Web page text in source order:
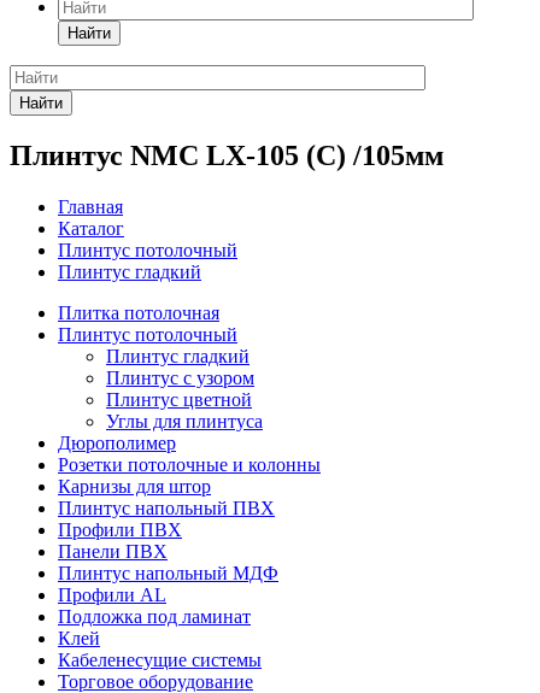
Найти
Найти
Плинтус NMC LX-105 (C) /105мм
Главная
Каталог
Плинтус потолочный
Плинтус гладкий
Плитка потолочная
Плинтус потолочный
Плинтус гладкий
Плинтус с узором
Плинтус цветной
Углы для плинтуса
Дюрополимер
Розетки потолочные и колонны
Карнизы для штор
Плинтус напольный ПВХ
Профили ПВХ
Панели ПВХ
Плинтус напольный МДФ
Профили AL
Подложка под ламинат
Клей
Кабеленесущие системы
Торговое оборудование